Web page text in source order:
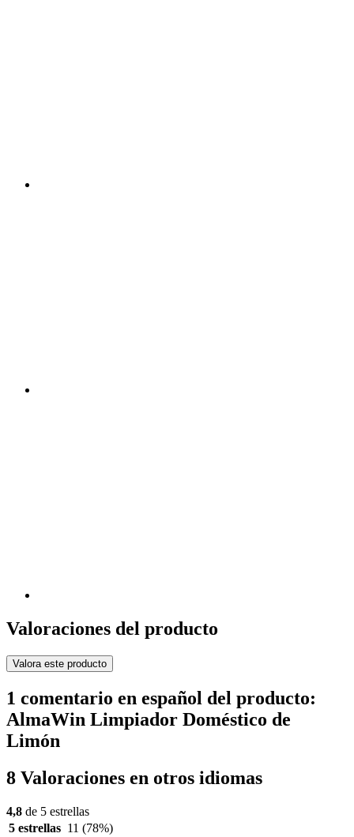
Valoraciones del producto
Valora este producto
1 comentario en español del producto:
AlmaWin Limpiador Doméstico de
Limón
8 Valoraciones en otros idiomas
4,8 de 5 estrellas
5 estrellas 11 (78%)